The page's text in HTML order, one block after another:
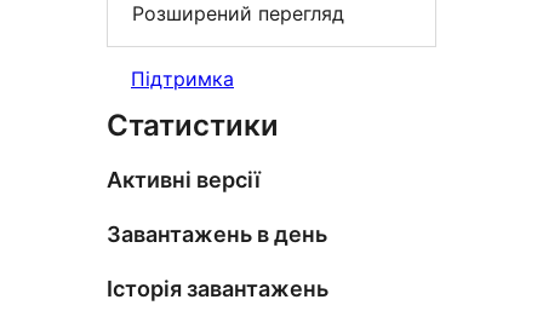
Розширений перегляд
Підтримка
Статистики
Активні версії
Завантажень в день
Історія завантажень